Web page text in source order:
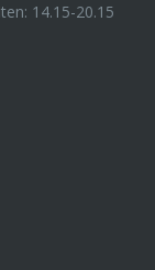
14.15-20.15